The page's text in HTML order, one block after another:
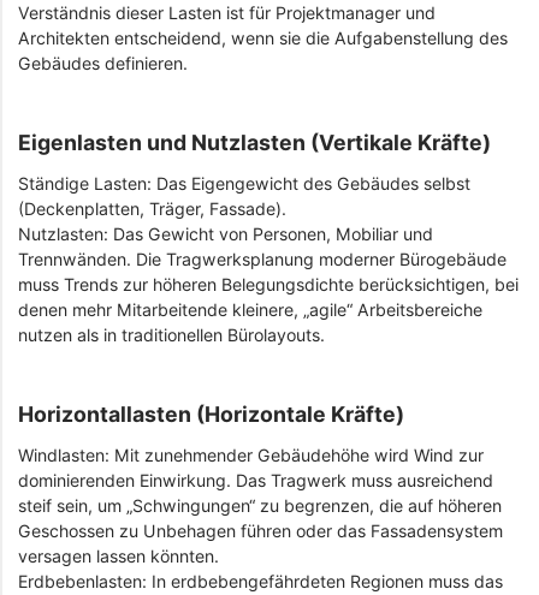
Verständnis dieser Lasten ist für Projektmanager und
Architekten entscheidend, wenn sie die Aufgabenstellung des
Gebäudes definieren.
Eigenlasten und Nutzlasten (Vertikale Kräfte)
Ständige Lasten: Das Eigengewicht des Gebäudes selbst
(Deckenplatten, Träger, Fassade).
Nutzlasten: Das Gewicht von Personen, Mobiliar und
Trennwänden. Die Tragwerksplanung moderner Bürogebäude
muss Trends zur höheren Belegungsdichte berücksichtigen, bei
denen mehr Mitarbeitende kleinere, „agile“ Arbeitsbereiche
nutzen als in traditionellen Bürolayouts.
Horizontallasten (Horizontale Kräfte)
Windlasten: Mit zunehmender Gebäudehöhe wird Wind zur
dominierenden Einwirkung. Das Tragwerk muss ausreichend
steif sein, um „Schwingungen“ zu begrenzen, die auf höheren
Geschossen zu Unbehagen führen oder das Fassadensystem
versagen lassen könnten.
Erdbebenlasten: In erdbebengefährdeten Regionen muss das